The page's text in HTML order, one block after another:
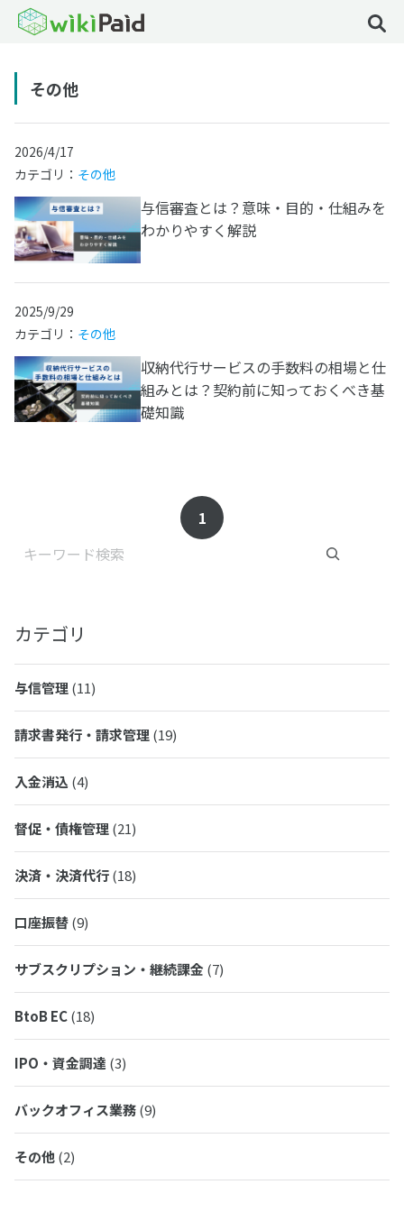
その他
2026/4/17
カテゴリ： その他
与信審査とは？意味・目的・仕組みを
わかりやすく解説
2025/9/29
カテゴリ： その他
収納代行サービスの手数料の相場と仕
組みとは？契約前に知っておくべき基
礎知識
1
検索
カテゴリ
与信管理(11)
請求書発行・請求管理(19)
入金消込 (4)
督促・債権管理(21)
決済・決済代行(18)
口座振替(9)
サブスクリプション・継続課金 (7)
BtoB EC(18)
IPO・資金調達 (3)
バックオフィス業務(9)
その他(2)